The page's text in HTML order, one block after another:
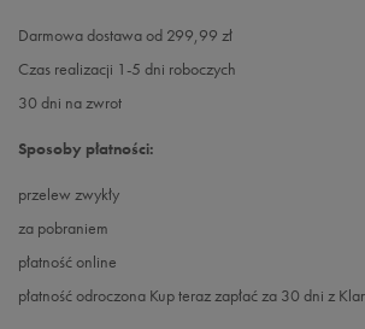
Darmowa dostawa od 299,99 zł
Czas realizacji 1-5 dni roboczych
30 dni na zwrot
Sposoby płatności:
przelew zwykły
za pobraniem
płatność online
płatność odroczona Kup teraz zapłać za 30 dni z